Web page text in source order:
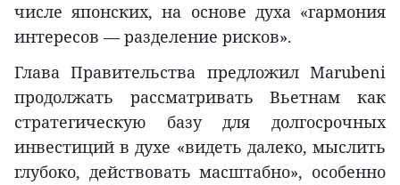
числе японских, на основе духа «гармония
интересов — разделение рисков».
Глава Правительства предложил Marubeni
продолжать рассматривать Вьетнам как
стратегическую базу для долгосрочных
инвестиций в духе «видеть далеко, мыслить
глубоко, действовать масштабно», особенно